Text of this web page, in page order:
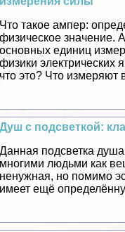
Что такое ампер:
физическое значение.
основных единиц
физики электрических
что это? Что измеряют
Душ с подсветкой:
Данная подсветка
многими людьми как
ненужная, но помимо
имеет ещё